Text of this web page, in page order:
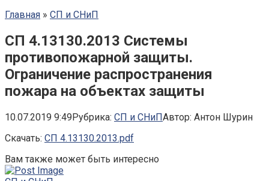
Главная » СП и СНиП
СП 4.13130.2013 Системы
противопожарной защиты.
Ограничение распространения
пожара на объектах защиты
10.07.2019 9:49Рубрика: СП и СНиПАвтор: Антон Шурин
Скачать: СП 4.13130.2013.pdf
Вам также может быть интересно